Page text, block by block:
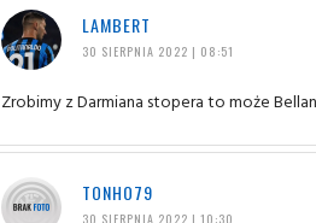
LAMBERT
30 SIERPNIA 2022 | 08:51
Zrobimy z Darmiana stopera to może
TONHO79
30 SIERPNIA 2022 | 10:30